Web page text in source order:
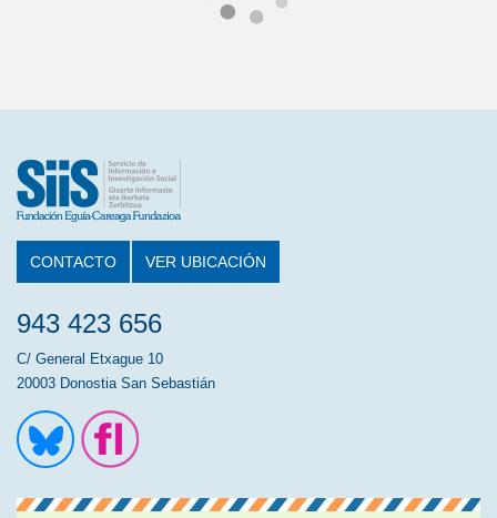
CONTACTO VER UBICACIÓN
943 423 656
C/ General Etxague 10
20003 Donostia San Sebastián